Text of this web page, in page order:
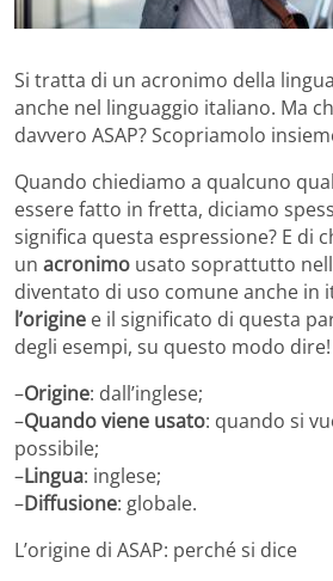
Si tratta di un acronimo della
anche nel linguaggio italiano. Ma
davvero ASAP? Scopriamolo
Quando chiediamo a qualcuno
essere fatto in fretta, diciamo
significa questa espressione? E di
un acronimo usato soprattutto
diventato di uso comune anche in
l’origine e il significato di questa
degli esempi, su questo modo dire!
–Origine: dall’inglese;
–Quando viene usato: quando si
possibile;
–Lingua: inglese;
–Diffusione: globale.
L’origine di ASAP: perché si dice